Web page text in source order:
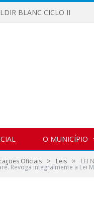
BLANC CICLO II
O MUNICÍPIO
Oficiais » Leis » LEI
Revoga integralmente a